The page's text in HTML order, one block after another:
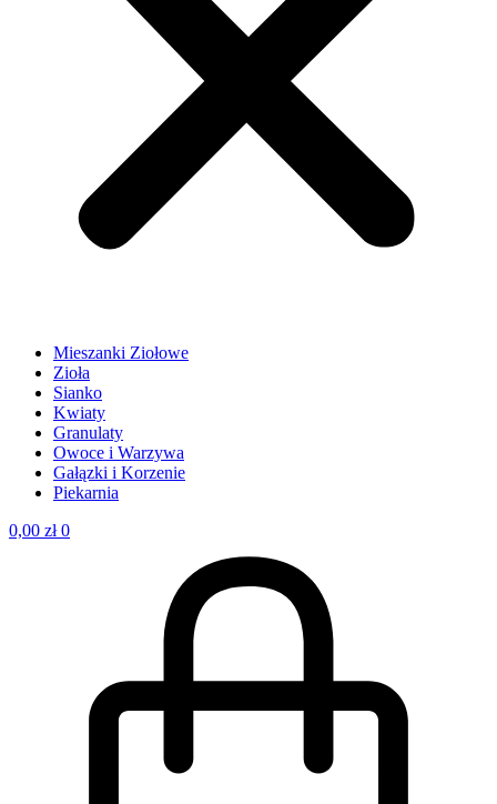
Mieszanki Ziołowe
Zioła
Sianko
Kwiaty
Granulaty
Owoce i Warzywa
Gałązki i Korzenie
Piekarnia
0,00 zł 0